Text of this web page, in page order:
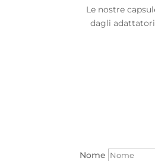
Le nostre
dagli adattatori
Nome